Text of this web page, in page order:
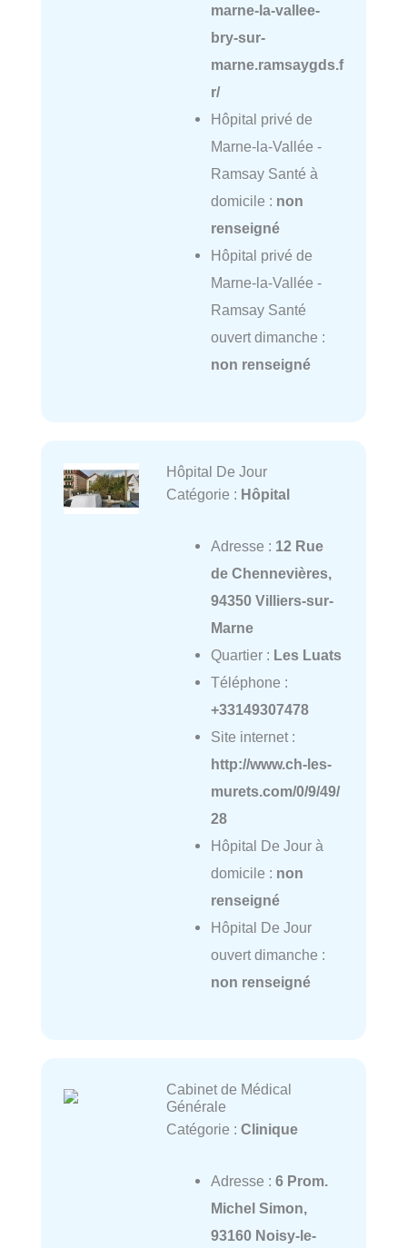
marne-la-vallee-
bry-sur-
marne.ramsaygds.f
r/
Hôpital privé de
Marne-la-Vallée -
Ramsay Santé à
domicile : non
renseigné
Hôpital privé de
Marne-la-Vallée -
Ramsay Santé
ouvert dimanche :
non renseigné
Hôpital De Jour
Catégorie : Hôpital
Adresse : 12 Rue
de Chennevières,
94350 Villiers-sur-
Marne
Quartier : Les Luats
Téléphone :
+33149307478
Site internet :
http://www.ch-les-
murets.com/0/9/49/
28
Hôpital De Jour à
domicile : non
renseigné
Hôpital De Jour
ouvert dimanche :
non renseigné
Cabinet de Médical
Générale
Catégorie : Clinique
Adresse : 6 Prom.
Michel Simon,
93160 Noisy-le-